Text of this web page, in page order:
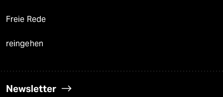
Freie Rede
reingehen
Newsletter